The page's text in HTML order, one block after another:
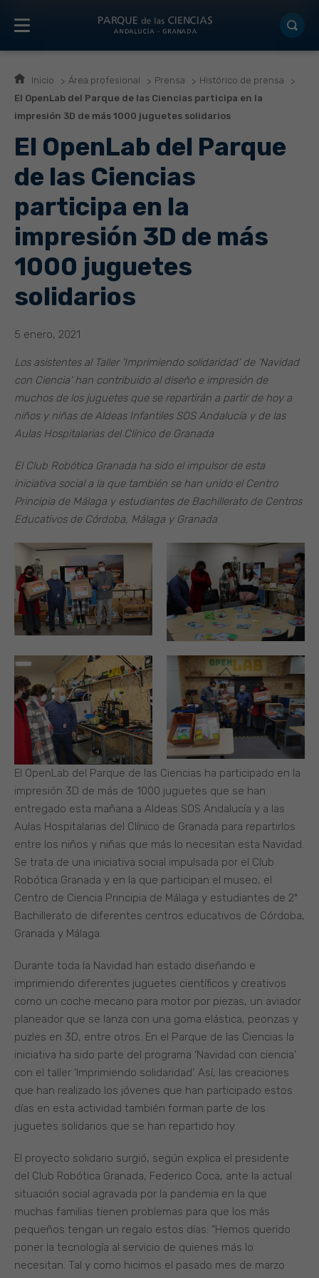
Inicio Área profesional Prensa
Histórico de prensa
El OpenLab del Parque de las Ciencias participa en la
impresión 3D de más 1000 juguetes solidarios
El OpenLab del Parque
de las Ciencias
participa en la
impresión 3D de más
1000 juguetes
solidarios
5 enero, 2021
Los asistentes al Taller ‘Imprimiendo solidaridad’ de ‘Navidad
con Ciencia’ han contribuido al diseño e impresión de
muchos de los juguetes que se repartirán a partir de hoy a
niños y niñas de Aldeas Infantiles SOS Andalucía y de las
Aulas Hospitalarias del Clínico de Granada
El Club Robótica Granada ha sido el impulsor de esta
iniciativa social a la que también se han unido el Centro
Principia de Málaga y estudiantes de Bachillerato de Centros
Educativos de Córdoba, Málaga y Granada
El OpenLab del Parque de las Ciencias ha participado en la
impresión 3D de más de 1000 juguetes que se han
entregado esta mañana a Aldeas SOS Andalucía y a las
Aulas Hospitalarias del Clínico de Granada para repartirlos
entre los niños y niñas que más lo necesitan esta Navidad.
Se trata de una iniciativa social impulsada por el Club
Robótica Granada y en la que participan el museo, el
Centro de Ciencia Principia de Málaga y estudiantes de 2º
Bachillerato de diferentes centros educativos de Córdoba,
Granada y Málaga.
Durante toda la Navidad han estado diseñando e
imprimiendo diferentes juguetes científicos y creativos
como un coche mecano para motor por piezas, un aviador
planeador que se lanza con una goma elástica, peonzas y
puzles en 3D, entre otros. En el Parque de las Ciencias la
iniciativa ha sido parte del programa ‘Navidad con ciencia’
con el taller ‘Imprimiendo solidaridad’. Así, las creaciones
que han realizado los jóvenes que han participado estos
días en esta actividad también forman parte de los
juguetes solidarios que se han repartido hoy.
El proyecto solidario surgió, según explica el presidente
del Club Robótica Granada, Federico Coca, ante la actual
situación social agravada por la pandemia en la que
muchas familias tienen problemas para que los más
pequeños tengan un regalo estos días: “Hemos querido
poner la tecnología al servicio de quienes más lo
necesitan. Tal y como hicimos el pasado mes de marzo